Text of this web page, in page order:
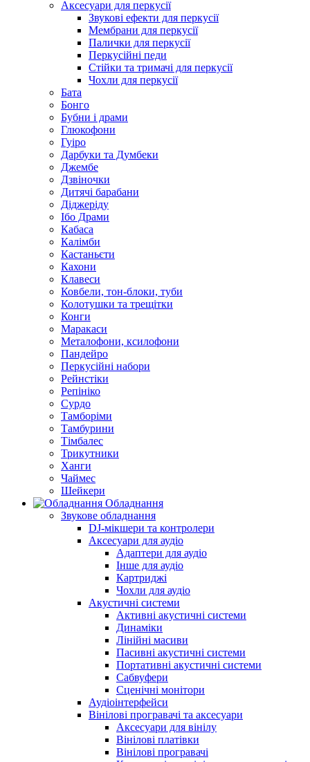
Аксесуари для перкусії
Звукові ефекти для перкусії
Мембрани для перкусії
Палички для перкусії
Перкусійні педи
Стійки та тримачі для перкусії
Чохли для перкусії
Бата
Бонго
Бубни і драми
Глюкофони
Гуіро
Дарбуки та Думбеки
Джембе
Дзвіночки
Дитячі барабани
Діджеріду
Ібо Драми
Кабаса
Калімби
Кастаньєти
Кахони
Клавеси
Ковбели, тон-блоки, туби
Колотушки та трещітки
Конги
Маракаси
Металофони, ксилофони
Пандейро
Перкусійні набори
Рейнстіки
Репініко
Сурдо
Тамборіми
Тамбурини
Тімбалес
Трикутники
Ханги
Чаймес
Шейкери
Обладнання
Звукове обладнання
DJ-мікшери та контролери
Аксесуари для аудіо
Адаптери для аудіо
Інше для аудіо
Картриджі
Чохли для аудіо
Акустичні системи
Активні акустичні системи
Динаміки
Лінійні масиви
Пасивні акустичні системи
Портативні акустичні системи
Сабвуфери
Сценічні монітори
Аудіоінтерфейси
Вінілові програвачі та аксесуари
Аксесуари для вінілу
Вінілові платівки
Вінілові програвачі